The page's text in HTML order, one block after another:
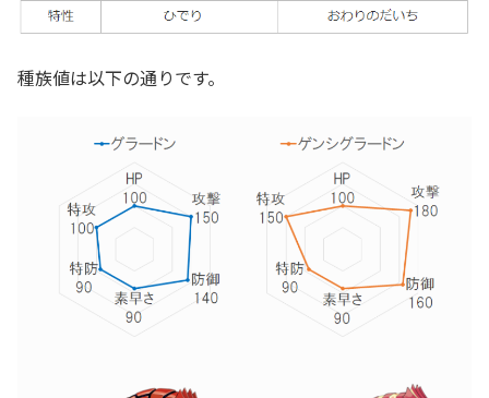
種族値は以下の通りです。